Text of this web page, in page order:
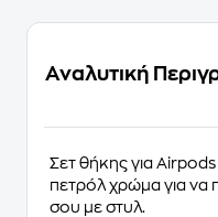
Αναλυτική
Σετ θήκης για
πετρόλ χρώμα για να
σου με στυλ.